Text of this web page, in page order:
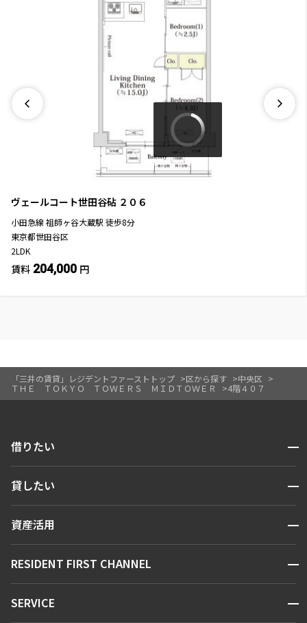
「三井の賃貸」レジデントファーストトップ 区から探す
中央区
ＴＨＥ ＴＯＫＹＯ ＴＯＷＥＲＳ ＭＩＤＴＯＷＥＲ
4階４０７
ヴェールコート世田谷砧 ２０６
小田急線 祖師ヶ谷大蔵駅 徒歩8分
東京都世田谷区
2LDK
賃料 204,000 円
借りたい 開閉
人気エリアから探す
新着情報から探す
貸したい 開閉
お問い合わせ
資産活用 開閉
お問い合わせ
RESIDENT FIRST CHANNEL 開閉
マンションレポート
SERVICE 開閉